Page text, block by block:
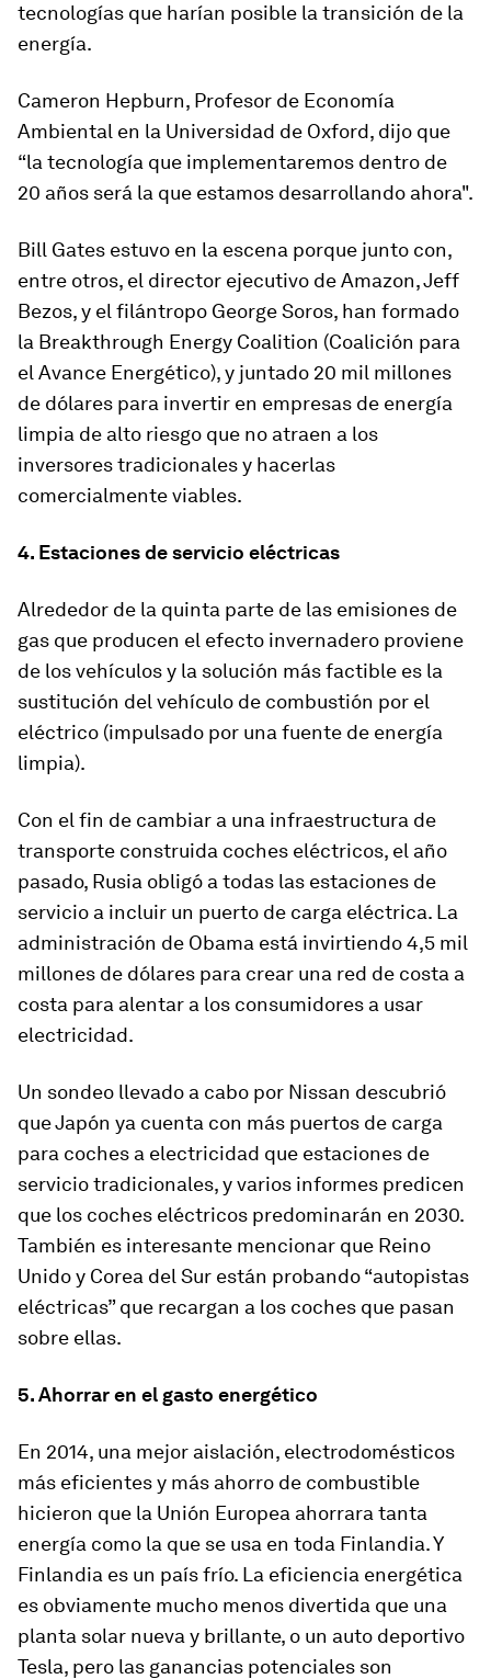
tecnologías que harían posible la transición de la
energía.
Cameron Hepburn, Profesor de Economía
Ambiental en la Universidad de Oxford, dijo que
“la tecnología que implementaremos dentro de
20 años será la que estamos desarrollando ahora".
Bill Gates estuvo en la escena porque junto con,
entre otros, el director ejecutivo de Amazon, Jeff
Bezos, y el filántropo George Soros, han formado
la Breakthrough Energy Coalition (Coalición para
el Avance Energético), y juntado 20 mil millones
de dólares para invertir en empresas de energía
limpia de alto riesgo que no atraen a los
inversores tradicionales y hacerlas
comercialmente viables.
4. Estaciones de servicio eléctricas
Alrededor de la quinta parte de las emisiones de
gas que producen el efecto invernadero proviene
de los vehículos y la solución más factible es la
sustitución del vehículo de combustión por el
eléctrico (impulsado por una fuente de energía
limpia).
Con el fin de cambiar a una infraestructura de
transporte construida coches eléctricos, el año
pasado, Rusia obligó a todas las estaciones de
servicio a incluir un puerto de carga eléctrica. La
administración de Obama está invirtiendo 4,5 mil
millones de dólares para crear una red de costa a
costa para alentar a los consumidores a usar
electricidad.
Un sondeo llevado a cabo por Nissan descubrió
que Japón ya cuenta con más puertos de carga
para coches a electricidad que estaciones de
servicio tradicionales, y varios informes predicen
que los coches eléctricos predominarán en 2030.
También es interesante mencionar que Reino
Unido y Corea del Sur están probando “autopistas
eléctricas” que recargan a los coches que pasan
sobre ellas.
5. Ahorrar en el gasto energético
En 2014, una mejor aislación, electrodomésticos
más eficientes y más ahorro de combustible
hicieron que la Unión Europea ahorrara tanta
energía como la que se usa en toda Finlandia. Y
Finlandia es un país frío. La eficiencia energética
es obviamente mucho menos divertida que una
planta solar nueva y brillante, o un auto deportivo
Tesla, pero las ganancias potenciales son